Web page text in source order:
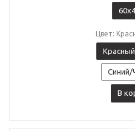
Цвет:
Синий/
В